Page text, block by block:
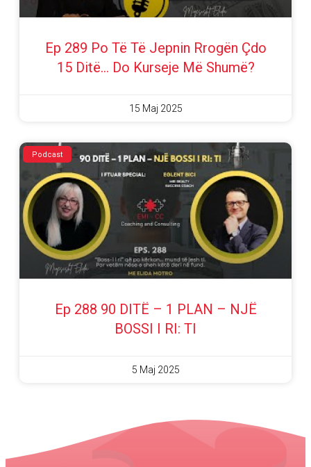
Ep 289 Po Të Të Jepnin Rrogën Çdo
15 Ditë… Do Kurseje Më Shumë?
15 Maj 2025
Podcast
Ep 288 90 DITË – 1 PLAN – NJË
BOSSI I RI: TI
5 Maj 2025